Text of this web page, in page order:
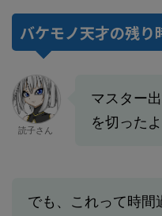
バケモノ天才の残り
読子さん
マスター
を切ったよ
でも、これって時間